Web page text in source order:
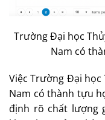
Trường Đại học
Nam có
Việc Trường Đại
Nam có thành tựu
định rõ chất lượng